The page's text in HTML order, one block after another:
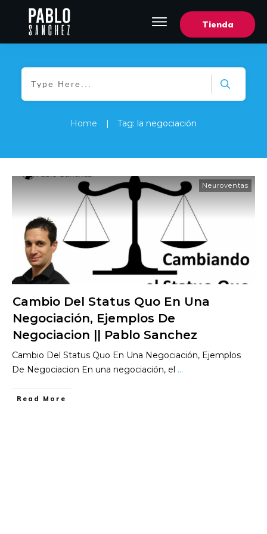
Tienda
Home Tag: la negociación
Neuroventas
Cambio Del Status Quo En Una
Negociación, Ejemplos De
Negociacion || Pablo Sanchez
Cambio Del Status Quo En Una Negociación, Ejemplos
De Negociacion En una negociación, el ...
​Read More